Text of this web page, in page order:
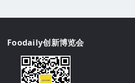
Foodaily创新博览会